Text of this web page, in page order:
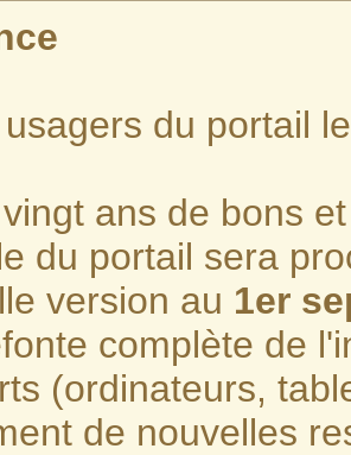
du portail
ans de bons
du portail sera
version au 1er
complète de
(ordinateurs,
de nouvelles